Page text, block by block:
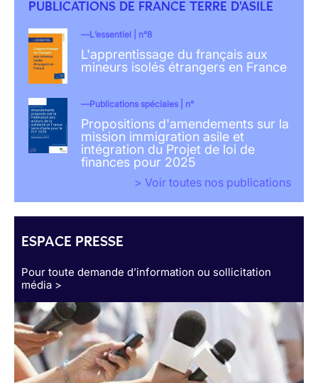
PUBLICATIONS DE FRANCE TERRE D'ASILE
L’essentiel | n°8
L'apprentissage du français aux
mineurs isolés étrangers en France
Publications spéciales | n°
Propositions d'amendements sur la
mission immigration asile et
intégration du Projet de loi de
finances pour 2025
> Voir toutes nos publications
ESPACE PRESSE
Pour toute demande d’information ou sollicitation
média >